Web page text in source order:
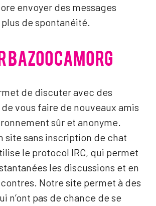
envoyer des messages
de spontanéité.
BAZOOCAMORG
de discuter avec des
vous faire de nouveaux amis
sûr et anonyme.
site sans inscription de chat
le protocol IRC, qui permet
les discussions et en
Notre site permet à des
n’ont pas de chance de se